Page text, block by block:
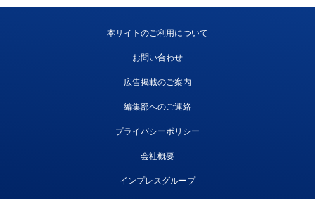
本サイトのご利用について
お問い合わせ
広告掲載のご案内
編集部へのご連絡
プライバシーポリシー
会社概要
インプレスグループ